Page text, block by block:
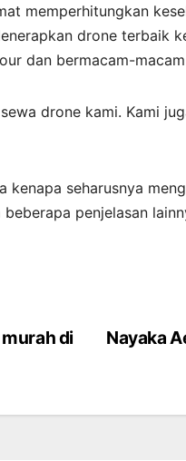
memperhitungkan
drone terbaik
dan bermacam-
drone kami. Kami
kenapa seharusnya
penjelasan
Nayaka
di